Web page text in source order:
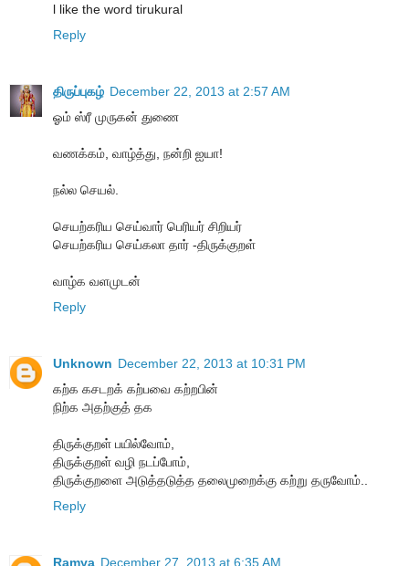
l like the word tirukural
Reply
திருப்புகழ் December 22, 2013 at 2:57 AM
ஓம் ஸ்ரீ முருகன் துணை
வணக்கம், வாழ்த்து, நன்றி ஐயா!
நல்ல செயல்.
செயற்கரிய செய்வார் பெரியர் சிறியர்
செயற்கரிய செய்கலா தார் -திருக்குறள்
வாழ்க வளமுடன்
Reply
Unknown December 22, 2013 at 10:31 PM
கற்க கசடறக் கற்பவை கற்றபின்
நிற்க அதற்குத் தக
திருக்குறள் பயில்வோம்,
திருக்குறள் வழி நடப்போம்,
திருக்குறளை அடுத்தடுத்த தலைமுறைக்கு கற்று தருவோம்..
Reply
Ramya December 27, 2013 at 6:35 AM